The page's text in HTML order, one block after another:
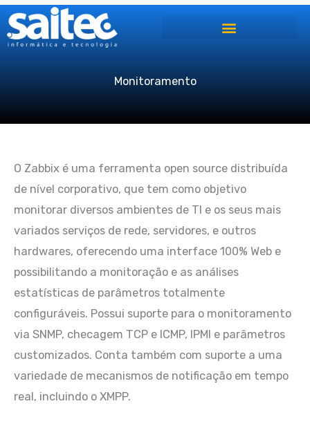
Ir
para
Monitoramento
O Zabbix é uma ferramenta open source distribuída
de nível corporativo, que tem como objetivo
monitorar diversos ambientes de TI e os seus mais
variados serviços de rede, servidores, e outros
hardwares, oferecendo uma interface 100% Web e
possibilitando a monitoração e as análises
estatísticas de parâmetros totalmente
configuráveis. Possui suporte para o monitoramento
via SNMP, checagem TCP e ICMP, IPMI e parâmetros
customizados. Conta também com suporte a uma
variedade de mecanismos de notificação em tempo
real, incluindo o XMPP.